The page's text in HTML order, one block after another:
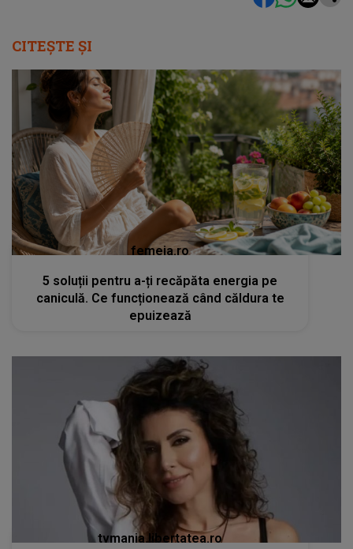
CITEȘTE ȘI
femeia.ro
5 soluții pentru a-ți recăpăta energia pe
caniculă. Ce funcționează când căldura te
epuizează
tvmania.libertatea.ro